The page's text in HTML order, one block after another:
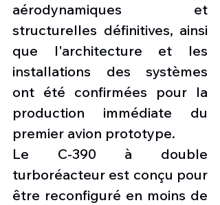
aérodynamiques et
structurelles définitives, ainsi
que l'architecture et les
installations des systèmes
ont été confirmées pour la
production immédiate du
premier avion prototype.
Le C-390 à double
turboréacteur est conçu pour
être reconfiguré en moins de